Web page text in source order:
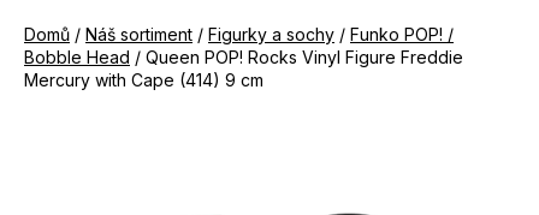
Domů / Náš sortiment / Figurky a sochy / Funko POP! /
Bobble Head / Queen POP! Rocks Vinyl Figure Freddie
Mercury with Cape (414) 9 cm
do
obchodu
do
obchodu